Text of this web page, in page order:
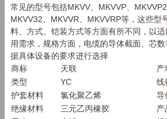
常见的型号包括MKVV、MKVVP、MKVVP2
MKVV32、MKVVR、MKVVRP等，这些型
料、方式、铠装方式等方面有所不同，以
用需求，规格方面，电缆的导体截面、芯
据具体设备的要求进行选择
商标
天联 产
类型
YC 线
护套材料
氯化聚乙烯 导
绝缘材料
三元乙丙橡胶 产